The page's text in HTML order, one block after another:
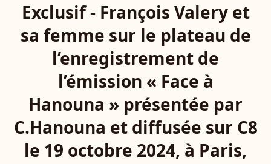
Exclusif - François Valery et
sa femme sur le plateau de
l’enregistrement de
l’émission « Face à
Hanouna » présentée par
C.Hanouna et diffusée sur C8
le 19 octobre 2024, à Paris,